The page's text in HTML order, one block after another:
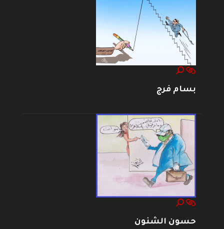
بسام فرج
حسون الشنون